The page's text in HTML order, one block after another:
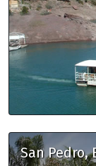
San Pedro,